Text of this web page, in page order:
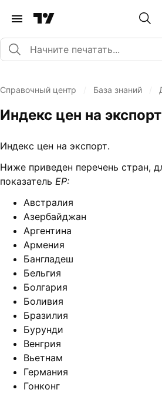
Справочный центр База знаний
Индекс цен на
Индекс цен на экспорт.
Ниже приведен перечень стран,
показатель EP:
Австралия
Азербайджан
Аргентина
Армения
Бангладеш
Бельгия
Болгария
Боливия
Бразилия
Бурунди
Венгрия
Вьетнам
Германия
Гонконг